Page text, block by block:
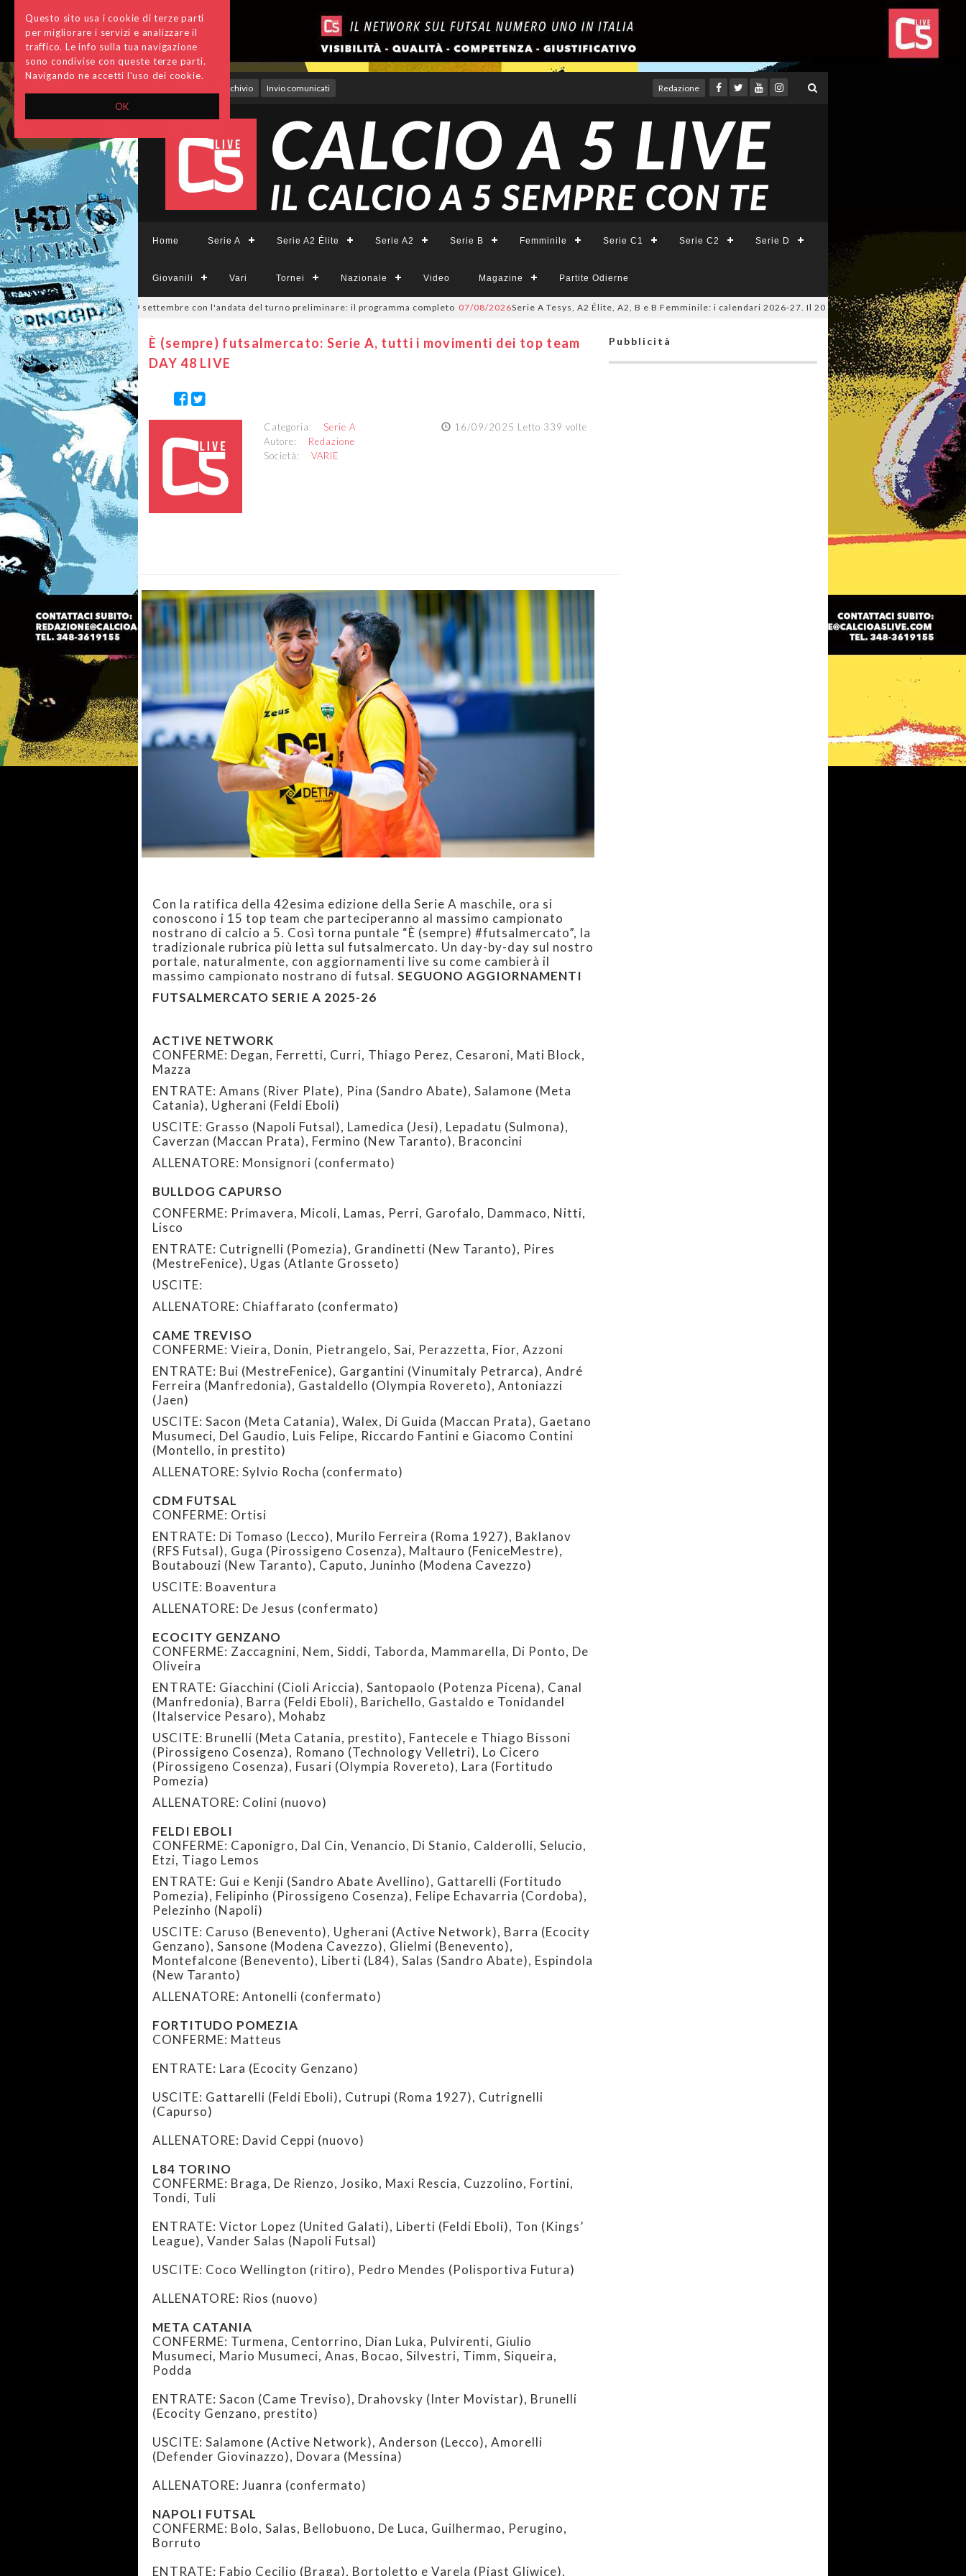
OK
Questo sito usa i cookie di terze parti
per migliorare i servizi e analizzare il
traffico. Le info sulla tua navigazione
sono condivise con queste terze parti.
Navigando ne accetti l'uso dei cookie.
Archivio Invio comunicati Redazione
Home Serie A Serie A2 Élite Serie A2 Serie B Femminile Serie C1 Serie C2 Serie D
Giovanili Vari Tornei Nazionale Video Magazine Partite Odierne
si parte il 19 settembre con l'andata del turno preliminare: il programma completo 07/08/2026Serie A Tesys, A2 Élite, A2, B e B Femminile: i calendari 2026-27. Il 20 agosto la presentazione della Serie A
È (sempre) futsalmercato: Serie A, tutti i movimenti dei top team
DAY 48 LIVE
16/09/2025 Letto 339 volte
Categoria: Serie A
Autore: Redazione
Società: VARIE
Con la ratifica della 42esima edizione della Serie A maschile, ora si
conoscono i 15 top team che parteciperanno al massimo campionato
nostrano di calcio a 5. Così torna puntale “È (sempre) #futsalmercato”, la
tradizionale rubrica più letta sul futsalmercato. Un day-by-day sul nostro
portale, naturalmente, con aggiornamenti live su come cambierà il
massimo campionato nostrano di futsal. SEGUONO AGGIORNAMENTI
FUTSALMERCATO SERIE A 2025-26
ACTIVE NETWORK
CONFERME: Degan, Ferretti, Curri, Thiago Perez, Cesaroni, Mati Block,
Mazza
ENTRATE: Amans (River Plate), Pina (Sandro Abate), Salamone (Meta
Catania), Ugherani (Feldi Eboli)
USCITE: Grasso (Napoli Futsal), Lamedica (Jesi), Lepadatu (Sulmona),
Caverzan (Maccan Prata), Fermino (New Taranto), Braconcini
ALLENATORE: Monsignori (confermato)
BULLDOG CAPURSO
CONFERME: Primavera, Micoli, Lamas, Perri, Garofalo, Dammaco, Nitti,
Lisco
ENTRATE: Cutrignelli (Pomezia), Grandinetti (New Taranto), Pires
(MestreFenice), Ugas (Atlante Grosseto)
USCITE:
ALLENATORE: Chiaffarato (confermato)
CAME TREVISO
CONFERME: Vieira, Donin, Pietrangelo, Sai, Perazzetta, Fior, Azzoni
ENTRATE: Bui (MestreFenice), Gargantini (Vinumitaly Petrarca), André
Ferreira (Manfredonia), Gastaldello (Olympia Rovereto), Antoniazzi
(Jaen)
USCITE: Sacon (Meta Catania), Walex, Di Guida (Maccan Prata), Gaetano
Musumeci, Del Gaudio, Luis Felipe, Riccardo Fantini e Giacomo Contini
(Montello, in prestito)
ALLENATORE: Sylvio Rocha (confermato)
CDM FUTSAL
CONFERME: Ortisi
ENTRATE: Di Tomaso (Lecco), Murilo Ferreira (Roma 1927), Baklanov
(RFS Futsal), Guga (Pirossigeno Cosenza), Maltauro (FeniceMestre),
Boutabouzi (New Taranto), Caputo, Juninho (Modena Cavezzo)
USCITE: Boaventura
ALLENATORE: De Jesus (confermato)
ECOCITY GENZANO
CONFERME: Zaccagnini, Nem, Siddi, Taborda, Mammarella, Di Ponto, De
Oliveira
ENTRATE: Giacchini (Cioli Ariccia), Santopaolo (Potenza Picena), Canal
(Manfredonia), Barra (Feldi Eboli), Barichello, Gastaldo e Tonidandel
(Italservice Pesaro), Mohabz
USCITE: Brunelli (Meta Catania, prestito), Fantecele e Thiago Bissoni
(Pirossigeno Cosenza), Romano (Technology Velletri), Lo Cicero
(Pirossigeno Cosenza), Fusari (Olympia Rovereto), Lara (Fortitudo
Pomezia)
ALLENATORE: Colini (nuovo)
FELDI EBOLI
CONFERME: Caponigro, Dal Cin, Venancio, Di Stanio, Calderolli, Selucio,
Etzi, Tiago Lemos
ENTRATE: Gui e Kenji (Sandro Abate Avellino), Gattarelli (Fortitudo
Pomezia), Felipinho (Pirossigeno Cosenza), Felipe Echavarria (Cordoba),
Pelezinho (Napoli)
USCITE: Caruso (Benevento), Ugherani (Active Network), Barra (Ecocity
Genzano), Sansone (Modena Cavezzo), Glielmi (Benevento),
Montefalcone (Benevento), Liberti (L84), Salas (Sandro Abate), Espindola
(New Taranto)
ALLENATORE: Antonelli (confermato)
FORTITUDO POMEZIA
CONFERME: Matteus
ENTRATE: Lara (Ecocity Genzano)
USCITE: Gattarelli (Feldi Eboli), Cutrupi (Roma 1927), Cutrignelli
(Capurso)
ALLENATORE: David Ceppi (nuovo)
L84 TORINO
CONFERME: Braga, De Rienzo, Josiko, Maxi Rescia, Cuzzolino, Fortini,
Tondi, Tuli
ENTRATE: Victor Lopez (United Galati), Liberti (Feldi Eboli), Ton (Kings’
League), Vander Salas (Napoli Futsal)
USCITE: Coco Wellington (ritiro), Pedro Mendes (Polisportiva Futura)
ALLENATORE: Rios (nuovo)
META CATANIA
CONFERME: Turmena, Centorrino, Dian Luka, Pulvirenti, Giulio
Musumeci, Mario Musumeci, Anas, Bocao, Silvestri, Timm, Siqueira,
Podda
ENTRATE: Sacon (Came Treviso), Drahovsky (Inter Movistar), Brunelli
(Ecocity Genzano, prestito)
USCITE: Salamone (Active Network), Anderson (Lecco), Amorelli
(Defender Giovinazzo), Dovara (Messina)
ALLENATORE: Juanra (confermato)
NAPOLI FUTSAL
CONFERME: Bolo, Salas, Bellobuono, De Luca, Guilhermao, Perugino,
Borruto
ENTRATE: Fabio Cecilio (Braga), Bortoletto e Varela (Piast Gliwice),
Pubblicità